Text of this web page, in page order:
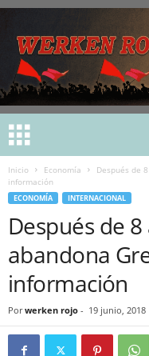
Inicio Economía
Después de
información
ECONOMÍA INTERNACIONAL
Después de
abandona
información
Por werken rojo - 19 junio, 2018